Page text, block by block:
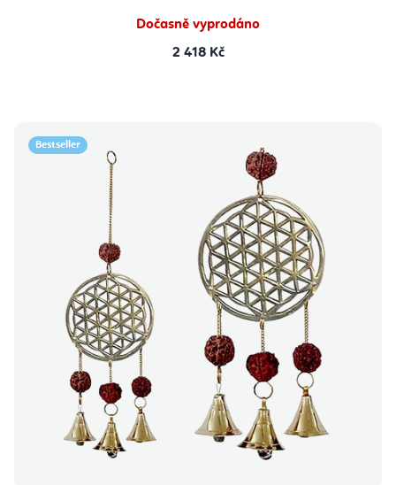
Dočasně vyprodáno
2 418 Kč
Bestseller